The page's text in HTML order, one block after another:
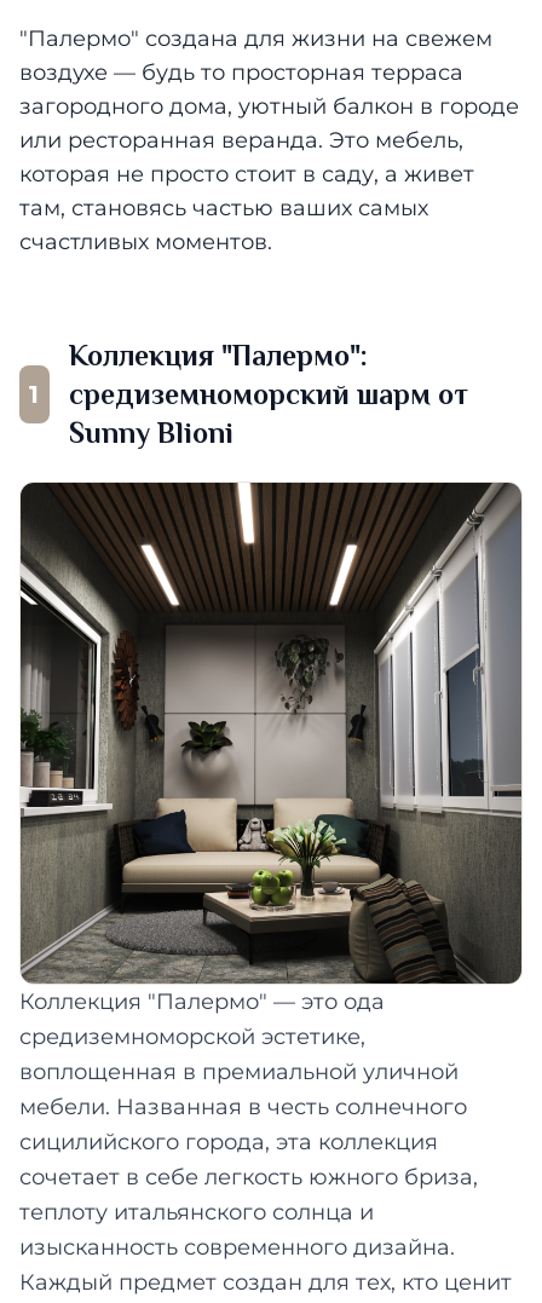
"Палермо" создана для жизни на свежем
воздухе — будь то просторная терраса
загородного дома, уютный балкон в городе
или ресторанная веранда. Это мебель,
которая не просто стоит в саду, а живет
там, становясь частью ваших самых
счастливых моментов.
1
Коллекция "Палермо":
средиземноморский шарм от
Sunny Blioni
Коллекция "Палермо" — это ода
средиземноморской эстетике,
воплощенная в премиальной уличной
мебели. Названная в честь солнечного
сицилийского города, эта коллекция
сочетает в себе легкость южного бриза,
теплоту итальянского солнца и
изысканность современного дизайна.
Каждый предмет создан для тех, кто ценит